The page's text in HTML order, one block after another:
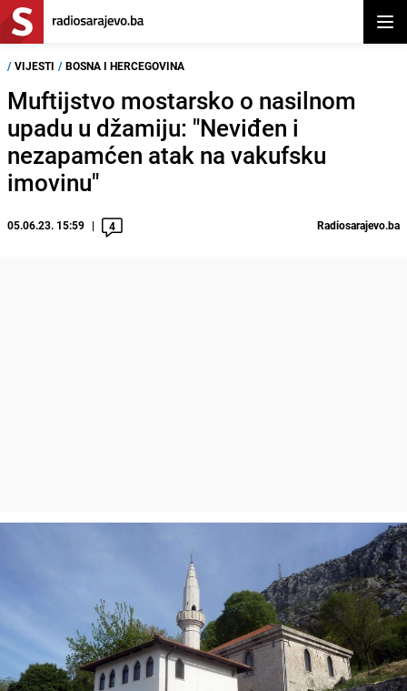
/ VIJESTI / BOSNA I HERCEGOVINA
Muftijstvo mostarsko o nasilnom
upadu u džamiju: "Neviđen i
nezapamćen atak na vakufsku
imovinu"
05.06.23. 15:59 4 Radiosarajevo.ba